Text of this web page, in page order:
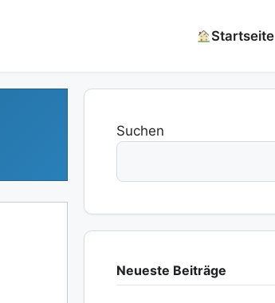
Startseite
Suchen
Neueste Beiträge